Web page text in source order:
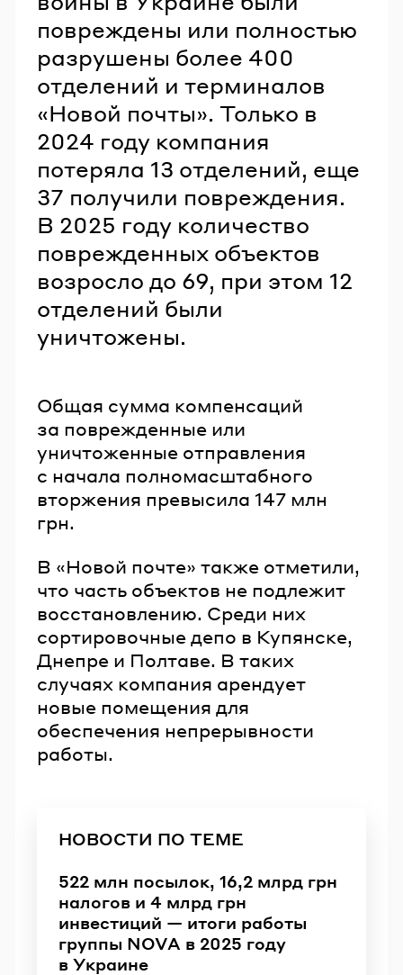
повреждены или полностью
разрушены более 400
отделений и терминалов
«Новой почты». Только в
2024 году компания
потеряла 13 отделений, еще
37 получили повреждения.
В 2025 году количество
поврежденных объектов
возросло до 69, при этом 12
отделений были
уничтожены.
Общая сумма компенсаций
за поврежденные или
уничтоженные отправления
с начала полномасштабного
вторжения превысила 147 млн
грн.
В «Новой почте» также отметили,
что часть объектов не подлежит
восстановлению. Среди них
сортировочные депо в Купянске,
Днепре и Полтаве. В таких
случаях компания арендует
новые помещения для
обеспечения непрерывности
работы.
НОВОСТИ ПО ТЕМЕ
522 млн посылок, 16,2 млрд грн
налогов и 4 млрд грн
инвестиций — итоги работы
группы NOVA в 2025 году
в Украине